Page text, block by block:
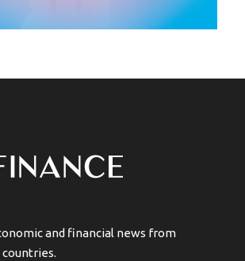
and financial news from